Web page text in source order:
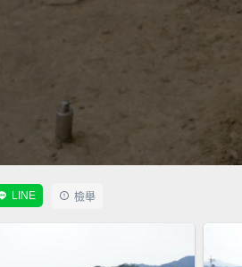
LINE 檢舉